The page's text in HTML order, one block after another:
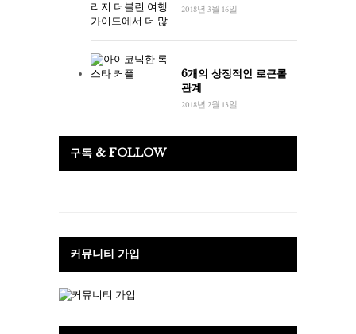
2018년 3월 16일
6개의 상징적인 로큰롤
관계
2018년 2월 13일
구독 & FOLLOW
커뮤니티 가입